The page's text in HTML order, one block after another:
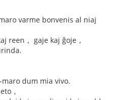
varme bonvenis al niaj
reen， gaje kaj ĝoje，
dum mia vivo.
，